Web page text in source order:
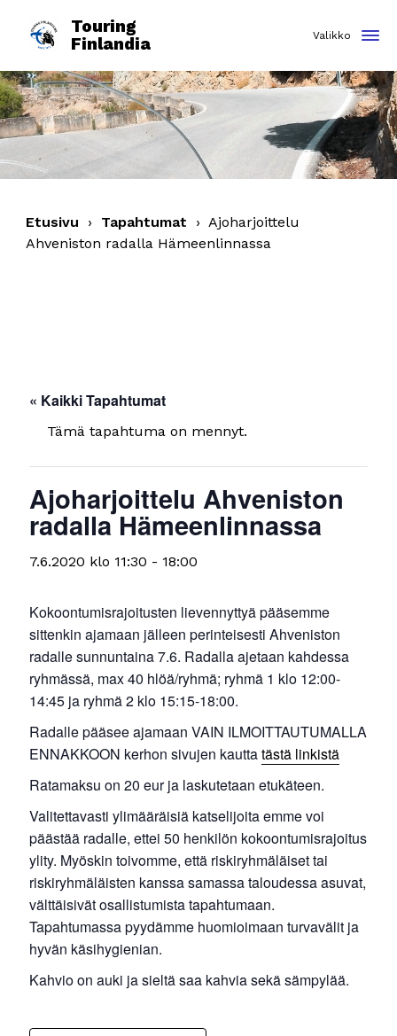
Touring
Finlandia
Etusivu › Tapahtumat ›Ajoharjoittelu
Ahveniston radalla Hämeenlinnassa
« Kaikki Tapahtumat
Tämä tapahtuma on mennyt.
Ajoharjoittelu Ahveniston
radalla Hämeenlinnassa
7.6.2020 klo 11:30 - 18:00
Kokoontumisrajoitusten lievennyttyä pääsemme
sittenkin ajamaan jälleen perinteisesti Ahveniston
radalle sunnuntaina 7.6. Radalla ajetaan kahdessa
ryhmässä, max 40 hlöä/ryhmä; ryhmä 1 klo 12:00-
14:45 ja ryhmä 2 klo 15:15-18:00.
Radalle pääsee ajamaan VAIN ILMOITTAUTUMALLA
ENNAKKOON kerhon sivujen kauttatästä linkistä
Ratamaksu on 20 eur ja laskutetaan etukäteen.
Valitettavasti ylimääräisiä katselijoita emme voi
päästää radalle, ettei 50 henkilön kokoontumisrajoitus
ylity. Myöskin toivomme, että riskiryhmäläiset tai
riskiryhmäläisten kanssa samassa taloudessa asuvat,
välttäisivät osallistumista tapahtumaan.
Tapahtumassa pyydämme huomioimaan turvavälit ja
hyvän käsihygienian.
Kahvio on auki ja sieltä saa kahvia sekä sämpylää.